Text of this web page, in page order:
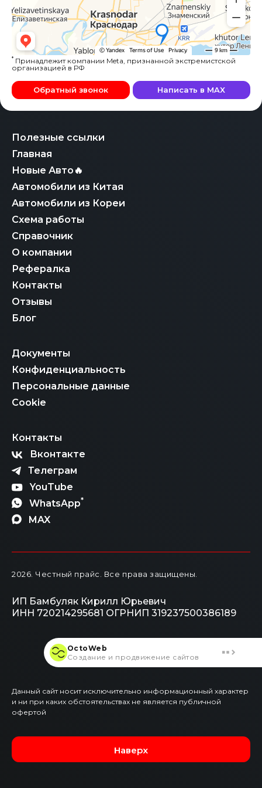
Полезные ссылки
Главная
Новые Авто🔥
Автомобили из Китая
Автомобили из Кореи
Схема работы
Справочник
О компании
Рефералка
Контакты
Отзывы
Блог
Документы
Конфиденциальность
Персональные данные
Cookie
Контакты
Вконтакте
Телеграм
YouTube
WhatsApp*
MAX
* Принадлежит компании Meta, признанной экстремистской
организацией в РФ
Обратный звонок Написать в MAX
2026 . Честный прайс. Все права защищены.
ИП Бамбуляк Кирилл Юрьевич
ИНН 720214295681 ОГРНИП 319237500386189
Данный сайт носит исключительно информационный характер
и ни при каких обстоятельствах не является публичной
офертой
Наверх
OctoWeb
Создание и продвижение сайтов